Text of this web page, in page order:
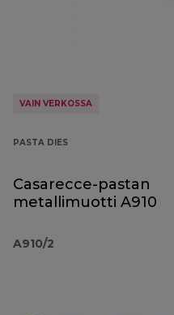
VAIN VERKOSSA
PASTA DIES
Casarecce-pastan
metallimuotti A910
A910/2